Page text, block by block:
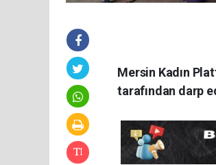
Mersin Kadın
tarafından darp